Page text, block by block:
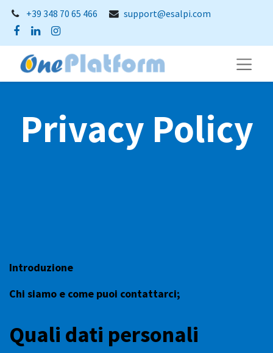
+39 348 70 65 466 support@esalpi.com
Privacy Policy
Introduzione
Chi siamo e come puoi contattarci;
Quali dati personali